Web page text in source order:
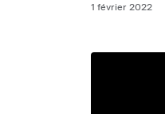
1 février 2022